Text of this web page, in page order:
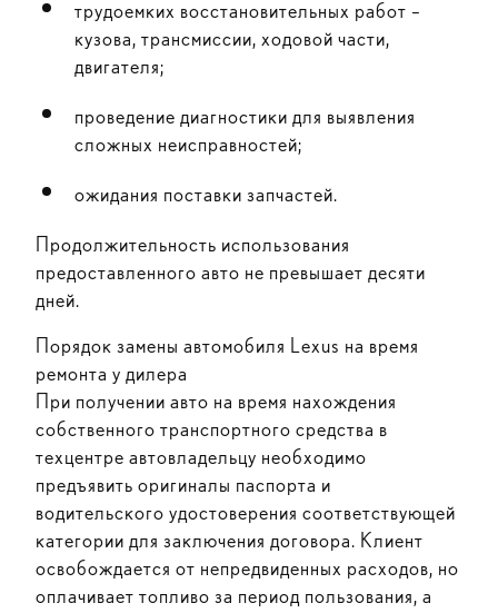
трудоемких восстановительных работ –
кузова, трансмиссии, ходовой части,
двигателя;
проведение диагностики для выявления
сложных неисправностей;
ожидания поставки запчастей.
Продолжительность использования
предоставленного авто не превышает десяти
дней.
Порядок замены автомобиля Lexus на время
ремонта у дилера
При получении авто на время нахождения
собственного транспортного средства в
техцентре автовладельцу необходимо
предъявить оригиналы паспорта и
водительского удостоверения соответствующей
категории для заключения договора. Клиент
освобождается от непредвиденных расходов, но
оплачивает топливо за период пользования, а